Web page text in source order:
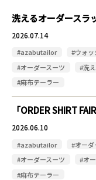
洗えるオーダースラ
2026.07.14
#azabutailor
#ウォ
#オーダースーツ
#洗
#麻布テーラー
「ORDER SHIRT
2026.06.10
#azabutailor
#オーダ
#オーダースーツ
#オ
#麻布テーラー